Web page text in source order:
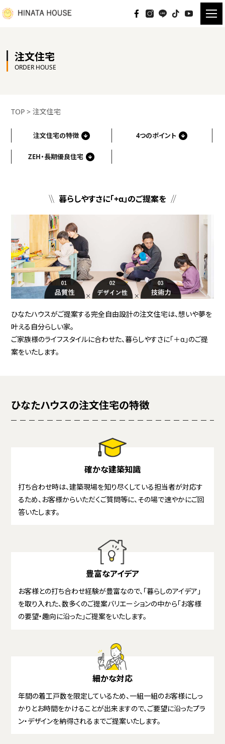
注文住宅
ORDER HOUSE
TOP >注文住宅
注文住宅の特徴 4つのポイント
ZEH・長期優良住宅
暮らしやすさに「+α」のご提案を
ひなたハウスがご提案する完全自由設計の注文住宅は、想いや夢を
叶える自分らしい家。
ご家族様のライフスタイルに合わせた、暮らしやすさに「＋α」のご提
案をいたします。
ひなたハウスの注文住宅の特徴
確かな建築知識
打ち合わせ時は、建築現場を知り尽くしている担当者が対応す
るため、お客様からいただくご質問等に、その場で速やかにご回
答いたします。
豊富なアイデア
お客様との打ち合わせ経験が豊富なので、「暮らしのアイデア」
を取り入れた、数多くのご提案バリエーションの中から「お客様
の要望・趣向に沿った」ご提案をいたします。
細かな対応
年間の着工戸数を限定しているため、一組一組のお客様にしっ
かりとお時間をかけることが出来ますので、ご要望に沿ったプラ
ン・デザインを納得されるまでご提案いたします。